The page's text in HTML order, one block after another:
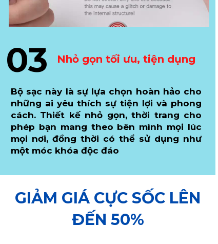
03 Nhỏ gọn tối ưu, tiện dụng
Bộ sạc này là sự lựa chọn hoàn hảo cho
những ai yêu thích sự tiện lợi và phong
cách. Thiết kế nhỏ gọn, thời trang cho
phép bạn mang theo bên mình mọi lúc
mọi nơi, đồng thời có thể sử dụng như
một móc khóa độc đáo
GIẢM GIÁ CỰC SỐC LÊN
ĐẾN 50%